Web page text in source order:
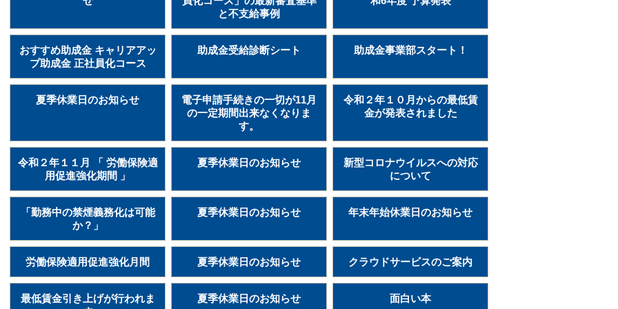
と不支給事例
おすすめ助成金 キャリアアッ
プ助成金 正社員化コース
助成金受給診断シート 助成金事業部スタート！
夏季休業日のお知らせ
電子申請手続きの一切が11月
の一定期間出来なくなりま
す。
令和２年１０月からの最低賃
金が発表されました
令和２年１１月 「 労働保険適
用促進強化期間 」
夏季休業日のお知らせ
新型コロナウイルスへの対応
について
「勤務中の禁煙義務化は可能
か？」
夏季休業日のお知らせ 年末年始休業日のお知らせ
労働保険適用促進強化月間 夏季休業日のお知らせ クラウドサービスのご案内
最低賃金引き上げが行われま
夏季休業日のお知らせ 面白い本